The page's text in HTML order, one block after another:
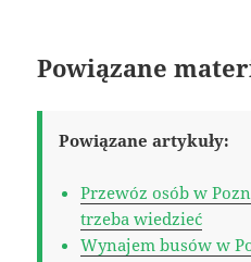
Powiązane
Powiązane artykuły:
Przewóz osób w
trzeba wiedzieć
Wynajem busów w